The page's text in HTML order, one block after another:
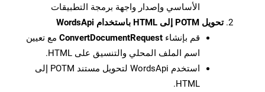
الأساسي وإصدار واجهة برمجة التطبيقات
تحويل POTM إلى HTML باستخدام WordsApi
قم بإنشاء ConvertDocumentRequest مع تعيين
اسم الملف المحلي والتنسيق على HTML.
استخدم WordsApi لتحويل مستند POTM إلى
HTML.